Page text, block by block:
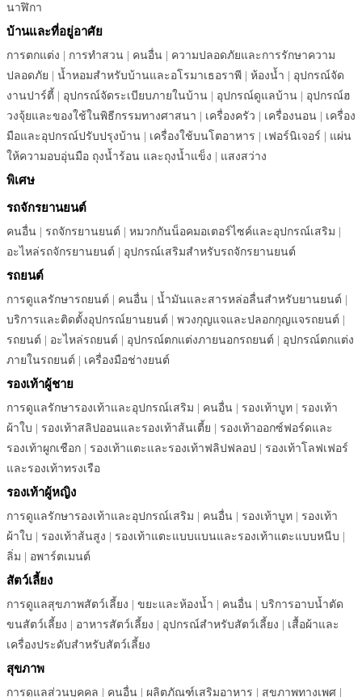
นาฬิกา
บ้านและที่อยู่อาศัย
การตกแต่ง | การทำสวน | คนอื่น | ความปลอดภัยและการรักษาความ
ปลอดภัย | น้ำหอมสำหรับบ้านและอโรมาเธอราพี | ห้องน้ำ | อุปกรณ์จัด
งานปาร์ตี้ | อุปกรณ์จัดระเบียบภายในบ้าน | อุปกรณ์ดูแลบ้าน | อุปกรณ์ฮ
วงจุ้ยและของใช้ในพิธีกรรมทางศาสนา | เครื่องครัว | เครื่องนอน | เครื่อง
มือและอุปกรณ์ปรับปรุงบ้าน | เครื่องใช้บนโตอาหาร | เฟอร์นิเจอร์ | แผ่น
ให้ความอบอุ่นมือ ถุงน้ำร้อน และถุงน้ำแข็ง | แสงสว่าง
พิเศษ
รถจักรยานยนต์
คนอื่น | รถจักรยานยนต์ | หมวกกันน็อคมอเตอร์ไซค์และอุปกรณ์เสริม |
อะไหล่รถจักรยานยนต์ | อุปกรณ์เสริมสำหรับรถจักรยานยนต์
รถยนต์
การดูแลรักษารถยนต์ | คนอื่น | น้ำมันและสารหล่อลื่นสำหรับยานยนต์ |
บริการและติดตั้งอุปกรณ์ยานยนต์ | พวงกุญแจและปลอกกุญแจรถยนต์ |
รถยนต์ | อะไหล่รถยนต์ | อุปกรณ์ตกแต่งภายนอกรถยนต์ | อุปกรณ์ตกแต่ง
ภายในรถยนต์ | เครื่องมือช่างยนต์
รองเท้าผู้ชาย
การดูแลรักษารองเท้าและอุปกรณ์เสริม | คนอื่น | รองเท้าบูท | รองเท้า
ผ้าใบ | รองเท้าสลิปออนและรองเท้าส้นเตี้ย | รองเท้าออกซ์ฟอร์ดและ
รองเท้าผูกเชือก | รองเท้าแตะและรองเท้าฟลิปฟลอป | รองเท้าโลฟเฟอร์
และรองเท้าทรงเรือ
รองเท้าผู้หญิง
การดูแลรักษารองเท้าและอุปกรณ์เสริม | คนอื่น | รองเท้าบูท | รองเท้า
ผ้าใบ | รองเท้าส้นสูง | รองเท้าแตะแบบแบนและรองเท้าแตะแบบหนีบ |
ลิ่ม | อพาร์ตเมนต์
สัตว์เลี้ยง
การดูแลสุขภาพสัตว์เลี้ยง | ขยะและห้องน้ำ | คนอื่น | บริการอาบน้ำตัด
ขนสัตว์เลี้ยง | อาหารสัตว์เลี้ยง | อุปกรณ์สำหรับสัตว์เลี้ยง | เสื้อผ้าและ
เครื่องประดับสำหรับสัตว์เลี้ยง
สุขภาพ
การดูแลส่วนบุคคล | คนอื่น | ผลิตภัณฑ์เสริมอาหาร | สุขภาพทางเพศ |